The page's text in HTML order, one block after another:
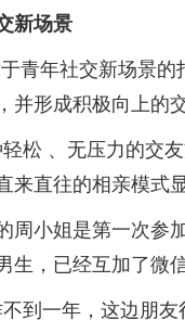
新场景
年社交新场景的
并形成积极向上的
、无压力的交友
来直往的相亲模式
小姐是第一次参加
生，已经互加了微
一年，这边朋友